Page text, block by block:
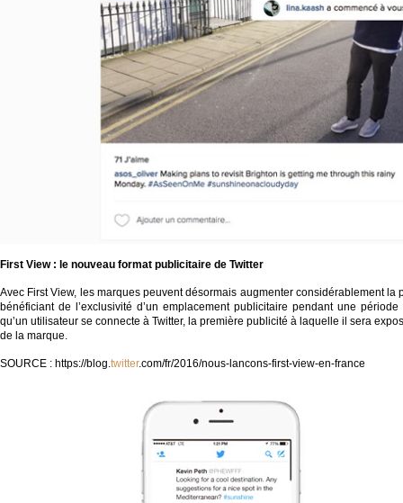
First View: le nouveau format publicitaire de Twitter
Avec First View, les marques peuvent désormais augmenter considérablement la
bénéficiant de l’exclusivité d’un emplacement publicitaire pendant une
qu’un utilisateur se connecte à Twitter, la première publicité à laquelle il sera
de la marque.
SOURCE : https://blog.twitter.com/fr/2016/nous-lancons-first-view-en-france